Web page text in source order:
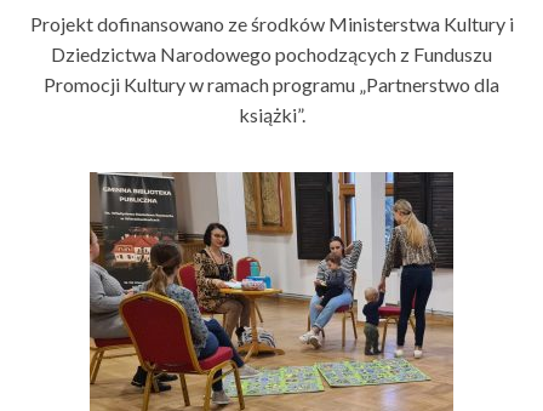
Projekt dofinansowano ze środków Ministerstwa Kultury i
Dziedzictwa Narodowego pochodzących z Funduszu
Promocji Kultury w ramach programu „Partnerstwo dla
książki”.